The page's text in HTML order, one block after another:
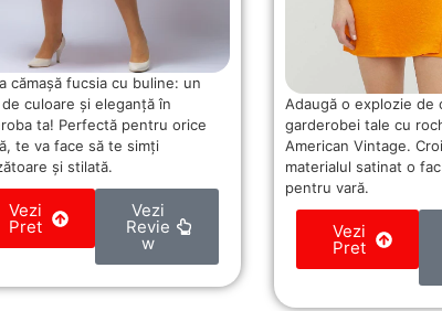
cămașă fucsia cu buline: un
culoare și eleganță în
ta! Perfectă pentru orice
te va face să te simți
și stilată.
Vezi
Pret
Vezi
Revie
w
Adaugă o explozie de
garderobei tale cu
American Vintage.
materialul satinat o
pentru vară.
Vezi
Pret